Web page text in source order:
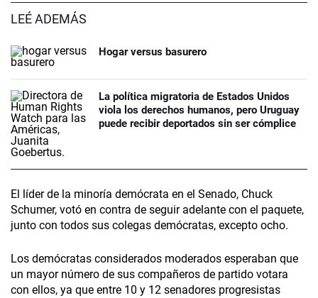
LEÉ ADEMÁS
Hogar versus basurero
La política migratoria de Estados Unidos
viola los derechos humanos, pero Uruguay
puede recibir deportados sin ser cómplice
El líder de la minoría demócrata en el Senado, Chuck
Schumer, votó en contra de seguir adelante con el paquete,
junto con todos sus colegas demócratas, excepto ocho.
Los demócratas considerados moderados esperaban que
un mayor número de sus compañeros de partido votara
con ellos, ya que entre 10 y 12 senadores progresistas